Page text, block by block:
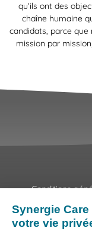
qu’ils ont des
chaîne humaine
candidats, parce
mission par
Conditions